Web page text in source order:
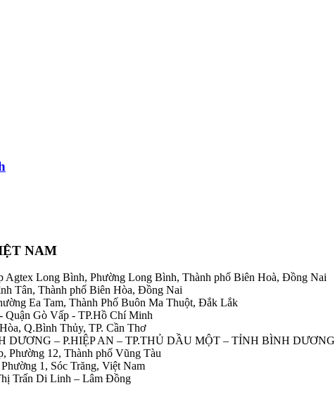
NAM
Agtex Long Bình, Phường Long Bình, Thành phố Biên Hoà, Đồng Nai
Tân, Thành phố Biên Hòa, Đồng Nai
Ea Tam, Thành Phố Buôn Ma Thuột, Đắk Lắk
Quận Gò Vấp - TP.Hồ Chí Minh
Q.Bình Thủy, TP. Cần Thơ
DƯƠNG – P.HIỆP AN – TP.THỦ DẦU MỘT – TỈNH BÌNH DƯƠNG
Phường 12, Thành phố Vũng Tàu
1, Sóc Trăng, Việt Nam
Trấn Di Linh – Lâm Đồng